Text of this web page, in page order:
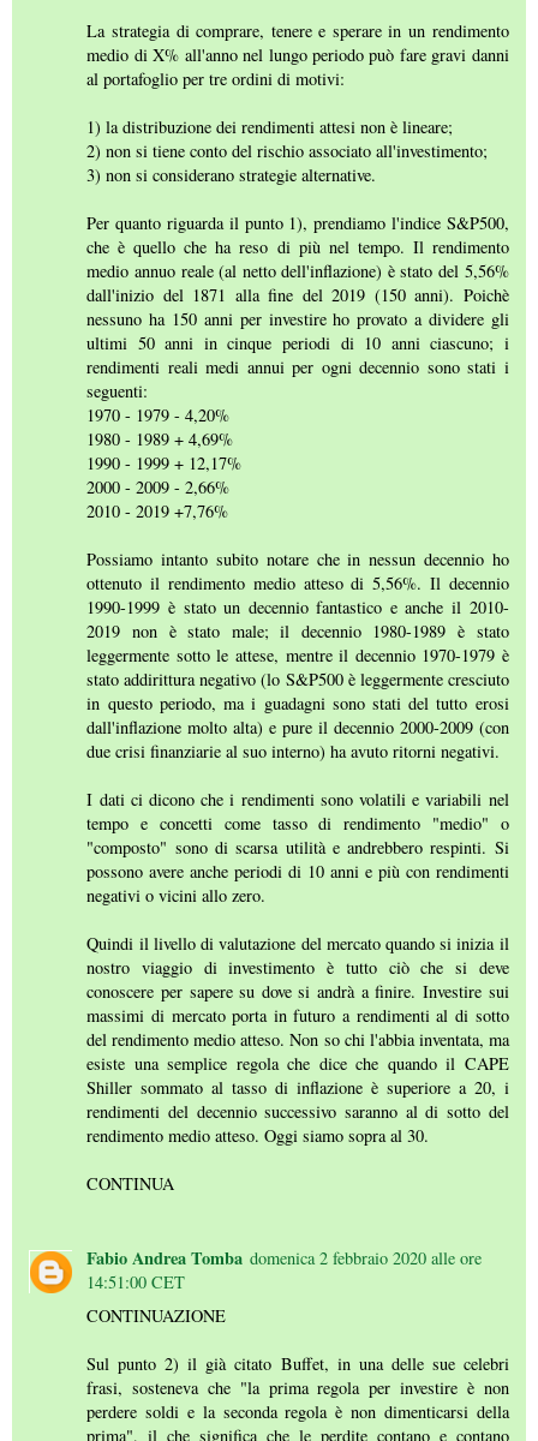
La strategia di comprare, tenere e sperare in un rendimento
medio di X% all'anno nel lungo periodo può fare gravi danni
al portafoglio per tre ordini di motivi:
1) la distribuzione dei rendimenti attesi non è lineare;
2) non si tiene conto del rischio associato all'investimento;
3) non si considerano strategie alternative.
Per quanto riguarda il punto 1), prendiamo l'indice S&P500,
che è quello che ha reso di più nel tempo. Il rendimento
medio annuo reale (al netto dell'inflazione) è stato del 5,56%
dall'inizio del 1871 alla fine del 2019 (150 anni). Poichè
nessuno ha 150 anni per investire ho provato a dividere gli
ultimi 50 anni in cinque periodi di 10 anni ciascuno; i
rendimenti reali medi annui per ogni decennio sono stati i
seguenti:
1970 - 1979 - 4,20%
1980 - 1989 + 4,69%
1990 - 1999 + 12,17%
2000 - 2009 - 2,66%
2010 - 2019 +7,76%
Possiamo intanto subito notare che in nessun decennio ho
ottenuto il rendimento medio atteso di 5,56%. Il decennio
1990-1999 è stato un decennio fantastico e anche il 2010-
2019 non è stato male; il decennio 1980-1989 è stato
leggermente sotto le attese, mentre il decennio 1970-1979 è
stato addirittura negativo (lo S&P500 è leggermente cresciuto
in questo periodo, ma i guadagni sono stati del tutto erosi
dall'inflazione molto alta) e pure il decennio 2000-2009 (con
due crisi finanziarie al suo interno) ha avuto ritorni negativi.
I dati ci dicono che i rendimenti sono volatili e variabili nel
tempo e concetti come tasso di rendimento "medio" o
"composto" sono di scarsa utilità e andrebbero respinti. Si
possono avere anche periodi di 10 anni e più con rendimenti
negativi o vicini allo zero.
Quindi il livello di valutazione del mercato quando si inizia il
nostro viaggio di investimento è tutto ciò che si deve
conoscere per sapere su dove si andrà a finire. Investire sui
massimi di mercato porta in futuro a rendimenti al di sotto
del rendimento medio atteso. Non so chi l'abbia inventata, ma
esiste una semplice regola che dice che quando il CAPE
Shiller sommato al tasso di inflazione è superiore a 20, i
rendimenti del decennio successivo saranno al di sotto del
rendimento medio atteso. Oggi siamo sopra al 30.
CONTINUA
Fabio Andrea Tomba domenica 2 febbraio 2020 alle ore
14:51:00 CET
CONTINUAZIONE
Sul punto 2) il già citato Buffet, in una delle sue celebri
frasi, sosteneva che "la prima regola per investire è non
perdere soldi e la seconda regola è non dimenticarsi della
prima", il che significa che le perdite contano e contano